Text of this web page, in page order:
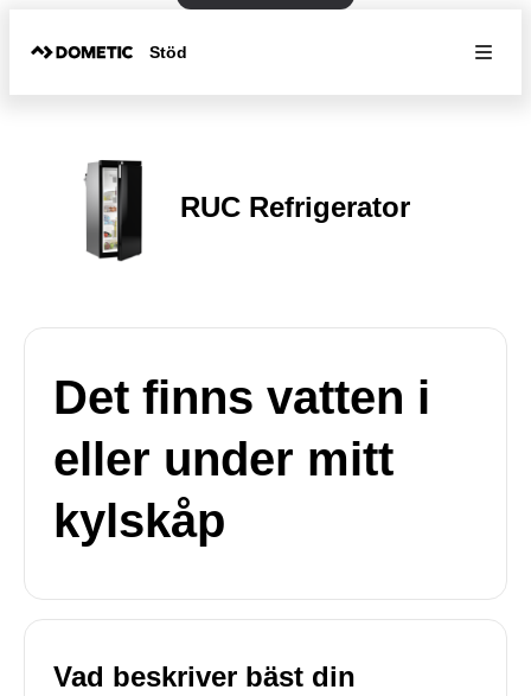
Stöd
RUC Refrigerator
Det finns vatten i
eller under mitt
kylskåp
Vad beskriver bäst din